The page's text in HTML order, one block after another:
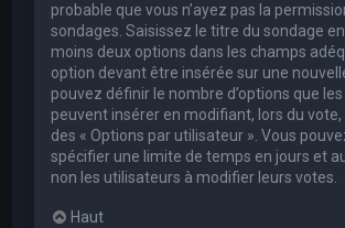
probable que vous n’ayez pas la
sondages. Saisissez le titre du sondage
moins deux options dans les champs
option devant être insérée sur une
pouvez définir le nombre d’options que
peuvent insérer en modifiant, lors du
des « Options par utilisateur ». Vous
spécifier une limite de temps en jours et
non les utilisateurs à modifier leurs votes.
Haut